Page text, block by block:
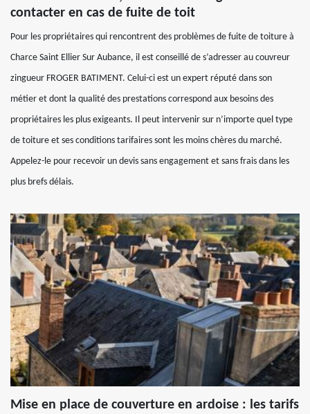
contacter en cas de fuite de toit
Pour les propriétaires qui rencontrent des problèmes de fuite de toiture à
Charce Saint Ellier Sur Aubance, il est conseillé de s’adresser au couvreur
zingueur FROGER BATIMENT. Celui-ci est un expert réputé dans son
métier et dont la qualité des prestations correspond aux besoins des
propriétaires les plus exigeants. Il peut intervenir sur n’importe quel type
de toiture et ses conditions tarifaires sont les moins chères du marché.
Appelez-le pour recevoir un devis sans engagement et sans frais dans les
plus brefs délais.
Mise en place de couverture en ardoise : les tarifs